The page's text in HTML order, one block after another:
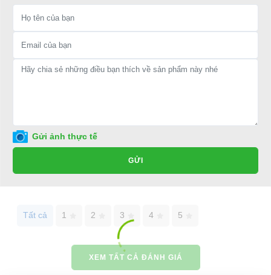
Với đa dạng các kiểu dáng đẹp và thuận tiên để sử dụng cho chở hàng hóa
vận chuyển một cách dễ dàng.Xe điện chở hàngđang là sản phẩmuy
Xe điện chở hàng DG-C4 with cargo box là dòng sản phẩm
đây:
Controller / Hộp điều khiển Curtis1268－5403（48V400A)
Range / Quảng đường đi mỗi lần sạc
Gửi ảnh thực tế
GỬI
Tất cả 1 2 3 4 5
XEM TẤT CẢ ĐÁNH GIÁ